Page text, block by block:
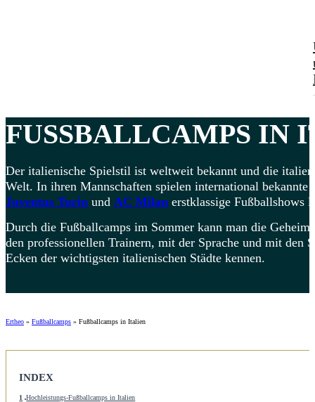
FUSSBALLCAMPS IN
Der italienische Spielstil ist weltweit bekannt und die
Welt. In ihren Mannschaften spielen international
Juventus Turin und AC Milan erstklassige Fußballshows
Durch die Fußballcamps im Sommer kann man die
den professionellen Trainern, mit der Sprache und mit den
Ecken der wichtigsten italienischen Städte kennen.
Ertheo » Fußballcamps » Fußballcamps in Italien
INDEX
1 Hochleistungs-Fußballcamps in Italien